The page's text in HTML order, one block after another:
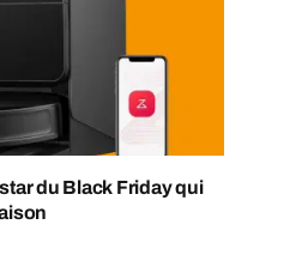
du Black Friday qui